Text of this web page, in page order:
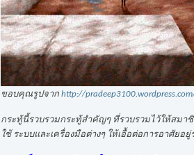
ขอบคุณรูปจาก http://
กระทู้นี้รวบรวมกระทู้สำคัญๆ ที่รวบรวมไว้ให้สมา
ใช้ ระบบและเครื่องมือต่างๆ ให้เอื้อต่อการอาศัย